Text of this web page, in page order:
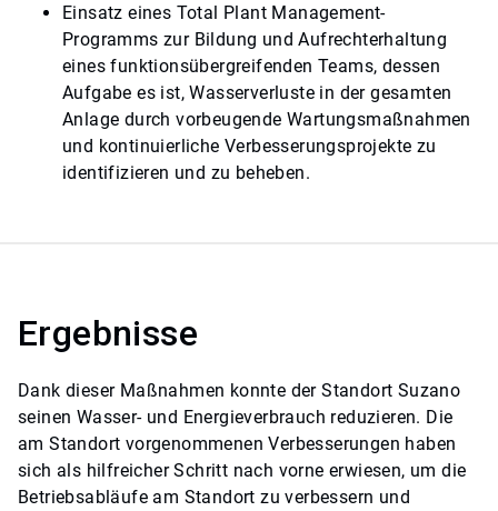
Einsatz eines Total Plant Management-
Programms zur Bildung und Aufrechterhaltung
eines funktionsübergreifenden Teams, dessen
Aufgabe es ist, Wasserverluste in der gesamten
Anlage durch vorbeugende Wartungsmaßnahmen
und kontinuierliche Verbesserungsprojekte zu
identifizieren und zu beheben.
Ergebnisse
Dank dieser Maßnahmen konnte der Standort Suzano
seinen Wasser- und Energieverbrauch reduzieren. Die
am Standort vorgenommenen Verbesserungen haben
sich als hilfreicher Schritt nach vorne erwiesen, um die
Betriebsabläufe am Standort zu verbessern und